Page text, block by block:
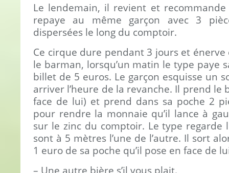
Le lendemain, il revient et recommande
repaye au même garçon avec 3
dispersées le long du comptoir.
Ce cirque dure pendant 3 jours et
le barman, lorsqu’un matin le type paye
billet de 5 euros. Le garçon esquisse un
arriver l’heure de la revanche. Il prend le
face de lui) et prend dans sa poche 2
pour rendre la monnaie qu’il lance à
sur le zinc du comptoir. Le type regarde
sont à 5 mètres l’une de l’autre. Il sort
1 euro de sa poche qu’il pose en face de